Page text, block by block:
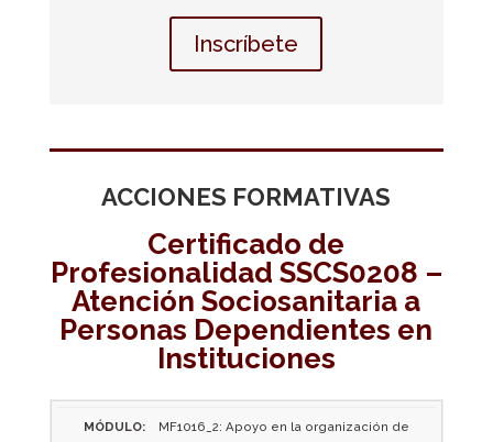
Inscríbete
ACCIONES FORMATIVAS
Certificado de
Profesionalidad SSCS0208 –
Atención Sociosanitaria a
Personas Dependientes en
Instituciones
MF1016_2: Apoyo en la organización de